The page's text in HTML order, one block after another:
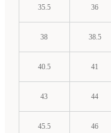
35.5 36
38 38.5
40.5 41
43 44
45.5 46